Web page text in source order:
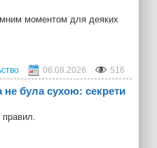
моментом для деяких
06.08.2026 516
не була сухою: секрети